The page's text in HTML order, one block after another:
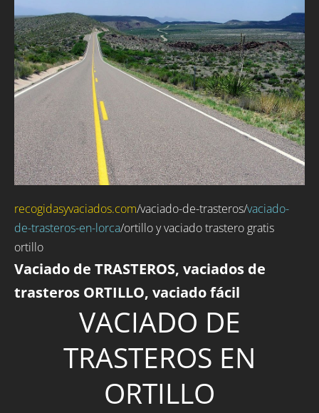
recogidasyvaciados.com/vaciado-de-trasteros/vaciado-
de-trasteros-en-lorca/ortillo y vaciado trastero gratis
ortillo
Vaciado de TRASTEROS, vaciados de
trasteros ORTILLO, vaciado fácil
VACIADO DE
TRASTEROS EN
ORTILLO